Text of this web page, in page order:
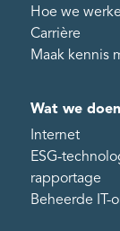
Hoe we
Carrière
Maak kennis
Wat we doen
Internet
ESG-
rapportage
Beheerde IT-